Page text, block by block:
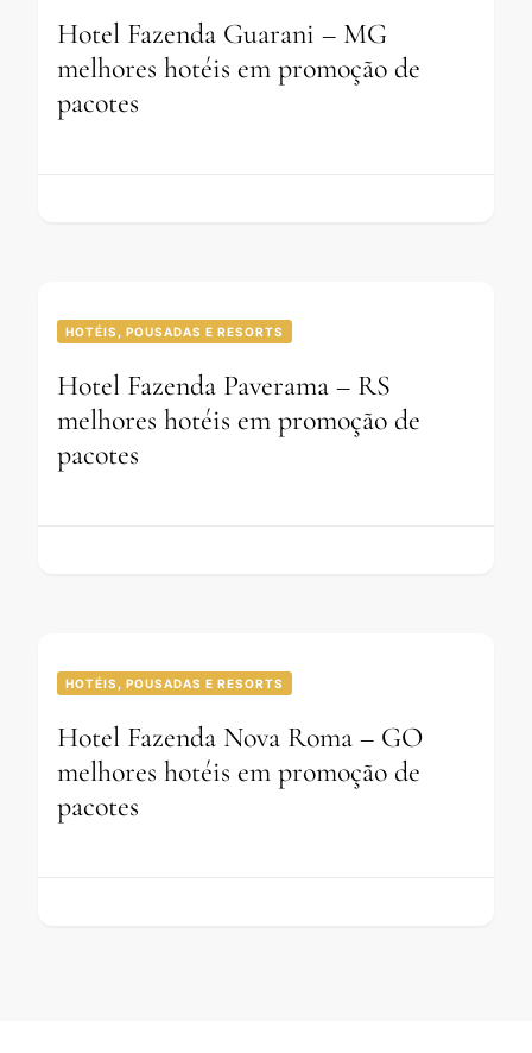
Hotel Fazenda Guarani – MG
melhores hotéis em promoção de
pacotes
HOTÉIS, POUSADAS E RESORTS
Hotel Fazenda Paverama – RS
melhores hotéis em promoção de
pacotes
HOTÉIS, POUSADAS E RESORTS
Hotel Fazenda Nova Roma – GO
melhores hotéis em promoção de
pacotes